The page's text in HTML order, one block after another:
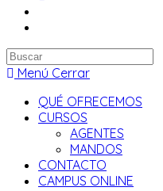
Buscar
en
web
Menú Cerrar
QUÉ OFRECEMOS
CURSOS
AGENTES
MANDOS
CONTACTO
CAMPUS ONLINE